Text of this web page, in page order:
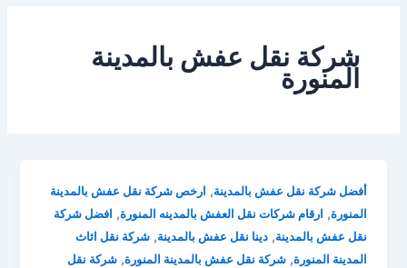
شركة نقل عفش بالمدينة
المنورة
أفضل شركة نقل عفش بالمدينة, ارخص شركة نقل عفش بالمدينة
المنورة, ارقام شركات نقل العفش بالمدينه المنورة, افضل شركة
نقل عفش بالمدينة,دينا نقل عفش بالمدينة,شركة نقل اثاث
المدينة المنورة,شركة نقل عفش بالمدينة المنورة,شركة نقل